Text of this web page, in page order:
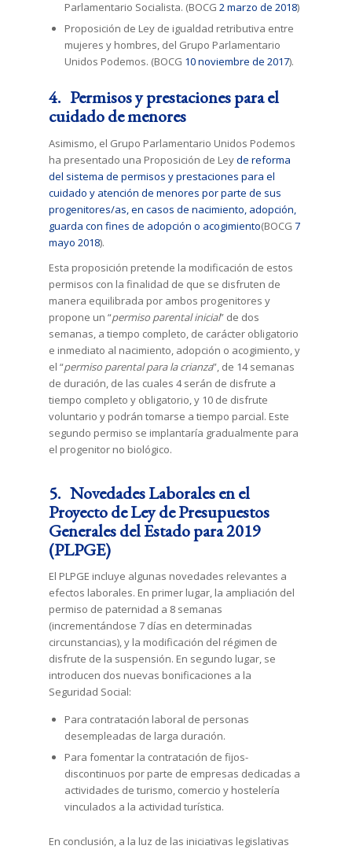
Parlamentario Socialista. (BOCG2 marzo de 2018)
Proposición de Ley de igualdad retributiva entre
mujeres y hombres, del Grupo Parlamentario
Unidos Podemos. (BOCG 10 noviembre de 2017).
4. Permisos y prestaciones para el
cuidado de menores
Asimismo, el Grupo Parlamentario Unidos Podemos
ha presentado una Proposición de Leyde reforma
del sistema de permisos y prestaciones para el
cuidado y atención de menores por parte de sus
progenitores/as, en casos de nacimiento, adopción,
guarda con fines de adopción o acogimiento(BOCG7
mayo 2018).
Esta proposición pretende la modificación de estos
permisos con la finalidad de que se disfruten de
manera equilibrada por ambos progenitores y
propone un “permiso parental inicial” de dos
semanas, a tiempo completo, de carácter obligatorio
e inmediato al nacimiento, adopción o acogimiento, y
el “permiso parental para la crianza”, de 14 semanas
de duración, de las cuales 4 serán de disfrute a
tiempo completo y obligatorio, y 10 de disfrute
voluntario y podrán tomarse a tiempo parcial. Este
segundo permiso se implantaría gradualmente para
el progenitor no biológico.
5. Novedades Laborales en el
Proyecto de Ley de Presupuestos
Generales del Estado para 2019
(PLPGE)
El PLPGE incluye algunas novedades relevantes a
efectos laborales. En primer lugar, la ampliación del
permiso de paternidad a 8 semanas
(incrementándose 7 días en determinadas
circunstancias), y la modificación del régimen de
disfrute de la suspensión. En segundo lugar, se
introducen dos nuevas bonificaciones a la
Seguridad Social:
Para contratación laboral de personas
desempleadas de larga duración.
Para fomentar la contratación de fijos-
discontinuos por parte de empresas dedicadas a
actividades de turismo, comercio y hostelería
vinculados a la actividad turística.
En conclusión, a la luz de las iniciativas legislativas